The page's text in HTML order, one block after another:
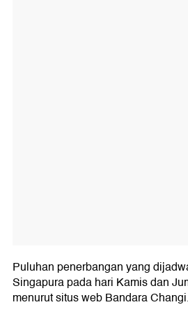
Puluhan penerbangan yang
Singapura pada hari Kamis dan
menurut situs web Bandara Changi.